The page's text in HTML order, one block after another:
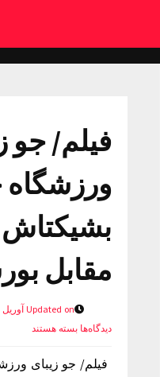
فیلم/ جو
ورزشگاه
بشیکتاش
مقابل
Updated on آوریل 12, 2016
دیدگاه‌هابسته هستند
فیلم/ جو زیبای